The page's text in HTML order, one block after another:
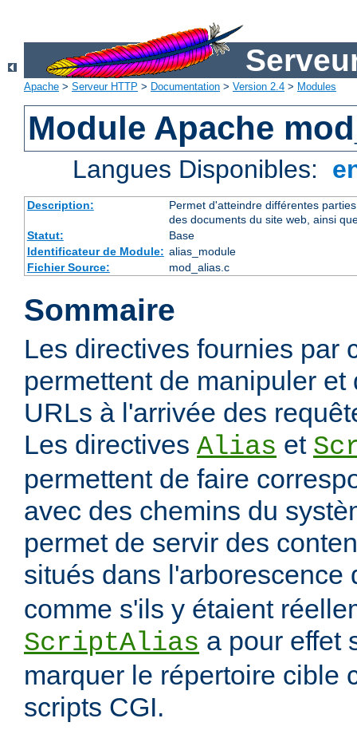
Apache > Serveur HTTP > Documentation > Version 2.4 > Modules
Module Apache
Langues Disponibles:
Description:
Permet d'atteindre différentes
des documents du site web, ainsi
Statut:
Base
Identificateur de Module: alias_module
Fichier Source:
mod_alias.c
Sommaire
Les directives fournies par
permettent de manipuler et
URLs à l'arrivée des
Les directives Alias et
permettent de faire
avec des chemins du
permet de servir des
situés dans l'arborescence
comme s'ils y étaient
ScriptAlias a pour effet
marquer le répertoire cible
scripts CGI.